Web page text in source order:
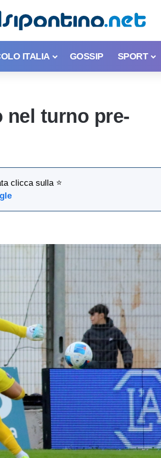
ITALIA GOSSIP SPORT
nel turno pre-
clicca sulla ⭐